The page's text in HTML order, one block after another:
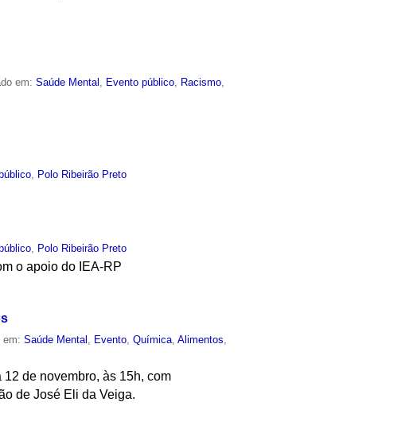
em:Saúde Mental , Evento público, Racismo,
Polo Ribeirão Preto
Polo Ribeirão Preto
o apoio do IEA-RP
em:Saúde Mental , Evento,Química,Alimentos,
de novembro, às 15h, com
de José Eli da Veiga.